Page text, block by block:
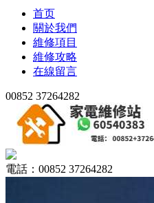
首页
關於我們
維修項目
維修攻略
在線留言
00852 37264282
電話：00852 37264282